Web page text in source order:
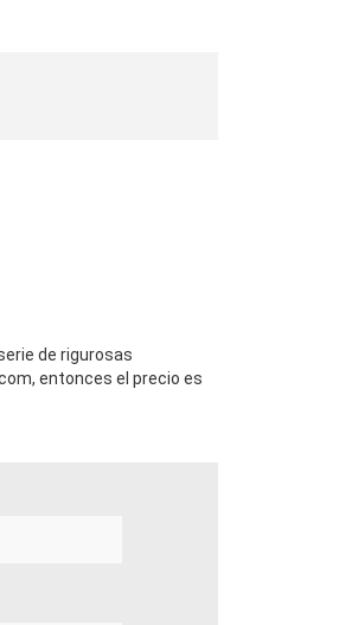
de rigurosas
entonces el precio es